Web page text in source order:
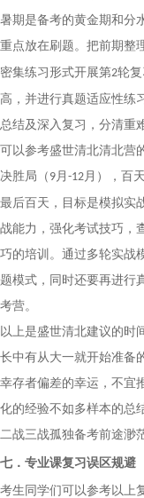
暑期是备考的黄金期和分
重点放在刷题。把前期整
密集练习形式开展第2轮
高，并进行真题适应性练
总结及深入复习，分清重
可以参考盛世清北清北营
决胜局 （ 9月 -12月 ）， 百
最后百天，目标是模拟实
战能力，强化考试技巧，
巧的培训。通过多轮实战
题模式，同时还要再进行
考营。
以上是盛世清北建议的时
长中有从大一就开始准备
幸存者偏差的幸运，不宜
化的经验不如多样本的总
二战三战孤独备考前途渺
七． 专业课复习误区规避
考生同学们可以参考以上